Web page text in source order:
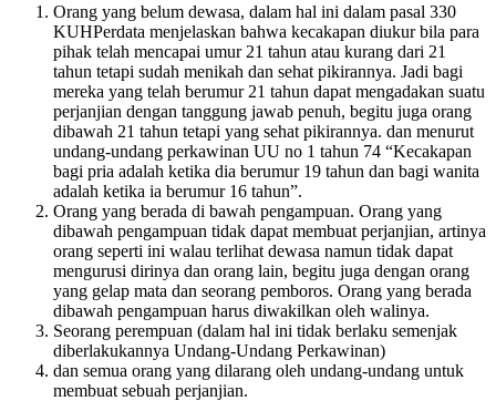
Orang yang belum dewasa, dalam hal ini dalam pasal 330
KUHPerdata menjelaskan bahwa kecakapan diukur bila para
pihak telah mencapai umur 21 tahun atau kurang dari 21
tahun tetapi sudah menikah dan sehat pikirannya. Jadi bagi
mereka yang telah berumur 21 tahun dapat mengadakan suatu
perjanjian dengan tanggung jawab penuh, begitu juga orang
dibawah 21 tahun tetapi yang sehat pikirannya. dan menurut
undang-undang perkawinan UU no 1 tahun 74 “Kecakapan
bagi pria adalah ketika dia berumur 19 tahun dan bagi wanita
adalah ketika ia berumur 16 tahun”.
Orang yang berada di bawah pengampuan. Orang yang
dibawah pengampuan tidak dapat membuat perjanjian, artinya
orang seperti ini walau terlihat dewasa namun tidak dapat
mengurusi dirinya dan orang lain, begitu juga dengan orang
yang gelap mata dan seorang pemboros. Orang yang berada
dibawah pengampuan harus diwakilkan oleh walinya.
Seorang perempuan (dalam hal ini tidak berlaku semenjak
diberlakukannya Undang-Undang Perkawinan)
dan semua orang yang dilarang oleh undang-undang untuk
membuat sebuah perjanjian.